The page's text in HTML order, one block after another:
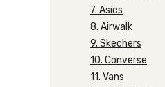
7. Asics
8. Airwalk
9. Skechers
10. Converse
11. Vans